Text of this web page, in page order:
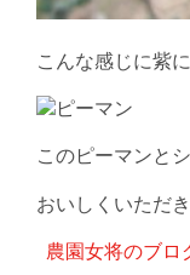
こんな感じに紫
このピーマンと
おいしくいただき
農園女将のブロ